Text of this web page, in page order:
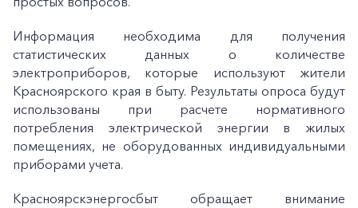
Информация необходима для получения
статистических данных о количестве
электроприборов, которые используют жители
Красноярского края в быту. Результаты опроса будут
использованы при расчете нормативного
потребления электрической энергии в жилых
помещениях, не оборудованных индивидуальными
приборами учета.
Красноярскэнергосбыт обращает внимание